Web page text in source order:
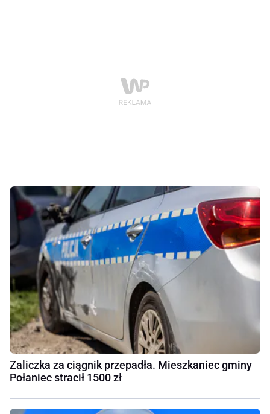
Zaliczka za ciągnik przepadła. Mieszkaniec gminy
Połaniec stracił 1500 zł